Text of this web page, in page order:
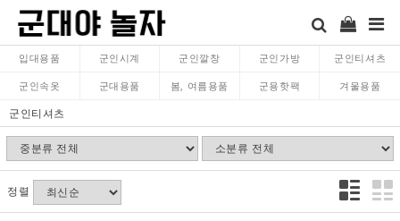
입대용품 군인시계 군인깔창 군인가방 군인티셔츠
군인속옷 군대용품 봄, 여름용품 군용핫팩 겨울용품
군인티셔츠
정렬